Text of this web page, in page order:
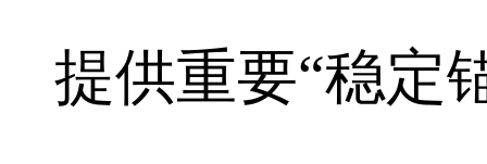
提供重要“稳定